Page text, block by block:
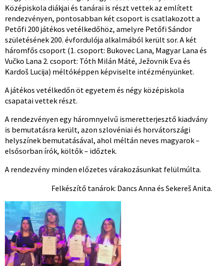
Középiskola diákjai és tanárai is részt vettek az említett
rendezvényen, pontosabban két csoport is csatlakozott a
Petőfi 200 játékos vetélkedőhöz, amelyre Petőfi Sándor
születésének 200. évfordulója alkalmából került sor. A két
háromfős csoport (1. csoport: Bukovec Lana, Magyar Lana és
Vučko Lana 2. csoport: Tóth Milán Máté, Ježovnik Eva és
Kardoš Lucija) méltóképpen képviselte intézményünket.
A játékos vetélkedőn öt egyetem és négy középiskola
csapatai vettek részt.
A rendezvényen egy háromnyelvű ismeretterjesztő kiadvány
is bemutatásra került, azon szlovéniai és horvátországi
helyszínek bemutatásával, ahol méltán neves magyarok –
elsősorban írók, költők – időztek.
A rendezvény minden előzetes várakozásunkat felülmúlta.
Felkészítő tanárok: Dancs Anna és Sekereš Anita.